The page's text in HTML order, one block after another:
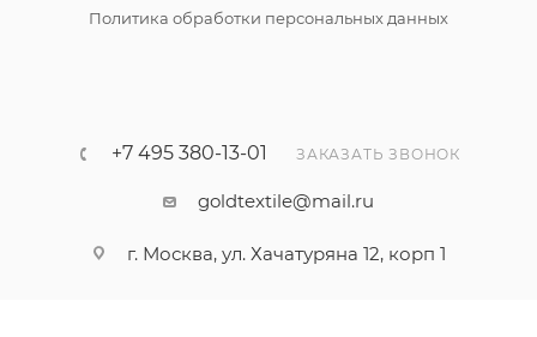
Политика обработки персональных данных
+7 495 380-13-01 ЗАКАЗАТЬ ЗВОНОК
goldtextile@mail.ru
г. Москва, ул. Хачатуряна 12, корп 1